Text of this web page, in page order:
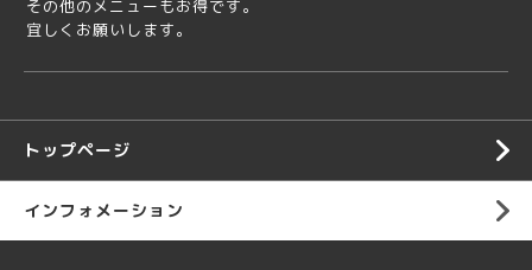
その他のメニューもお得です。
宜しくお願いします。
トップページ
インフォメーション